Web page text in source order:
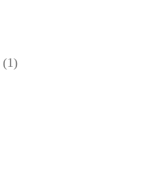
(1)